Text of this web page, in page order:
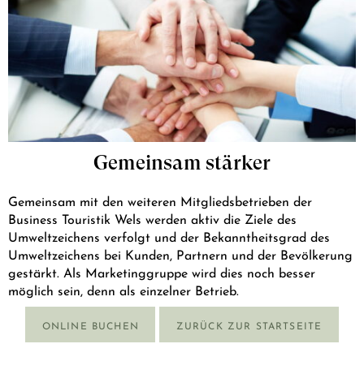
Gemeinsam stärker
Gemeinsam mit den weiteren Mitgliedsbetrieben der
Business Touristik Wels werden aktiv die Ziele des
Umweltzeichens verfolgt und der Bekanntheitsgrad des
Umweltzeichens bei Kunden, Partnern und der Bevölkerung
gestärkt. Als Marketinggruppe wird dies noch besser
möglich sein, denn als einzelner Betrieb.
ONLINE BUCHEN ZURÜCK ZUR STARTSEITE